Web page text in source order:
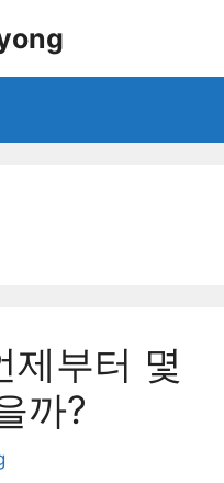
제부터 몇
까?